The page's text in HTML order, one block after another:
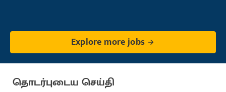
Explore more jobs
தொடர்புடைய செய்தி